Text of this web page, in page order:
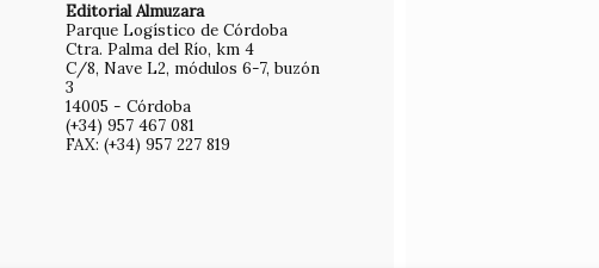
Editorial Almuzara
Parque Logístico de Córdoba
Ctra. Palma del Río, km 4
C/8, Nave L2, módulos 6-7, buzón
3
14005 - Córdoba
(+34) 957 467 081
FAX: (+34) 957 227 819